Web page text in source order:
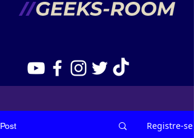
Post Registre-se